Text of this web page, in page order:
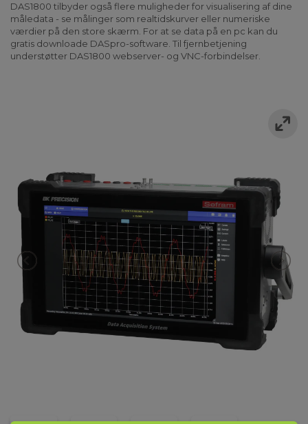
DAS1800 tilbyder også flere muligheder for visualisering af dine
måledata - se målinger som realtidskurver eller numeriske
værdier på den store skærm. For at se data på en pc kan du
gratis downloade DASpro-software. Til fjernbetjening
understøtter DAS1800 webserver- og VNC-forbindelser.